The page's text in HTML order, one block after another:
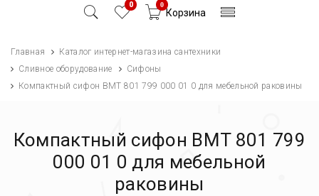
0 0
Корзина
Главная
Каталог интернет-магазина сантехники
Сливное оборудование
Сифоны
Компактный сифон BMT 801 799 000 01 0 для мебельной раковины
Компактный сифон BMT 801 799
000 01 0 для мебельной
раковины